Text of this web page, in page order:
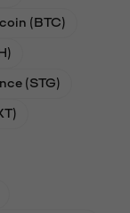
(BTC)
(STG)